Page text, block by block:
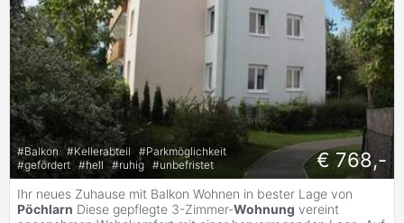
#Balkon #Kellerabteil #Parkmöglichkeit
#gefördert #hell #ruhig #unbefristet € 768,-
Ihr neues Zuhause mit Balkon Wohnen in bester Lage von
Pöchlarn Diese gepflegte 3-Zimmer-Wohnung vereint